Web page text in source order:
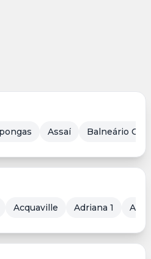
Assaí Balneário
Acquaville Adriana 1